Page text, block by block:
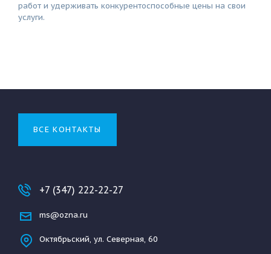
работ и удерживать конкурентоспособные цены на свои
услуги.
ВСЕ КОНТАКТЫ
+7 (347) 222-22-27
ms@ozna.ru
Октябрьский, ул. Северная, 60